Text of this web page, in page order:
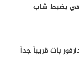
بضبط شاب
بات قريباً جداً